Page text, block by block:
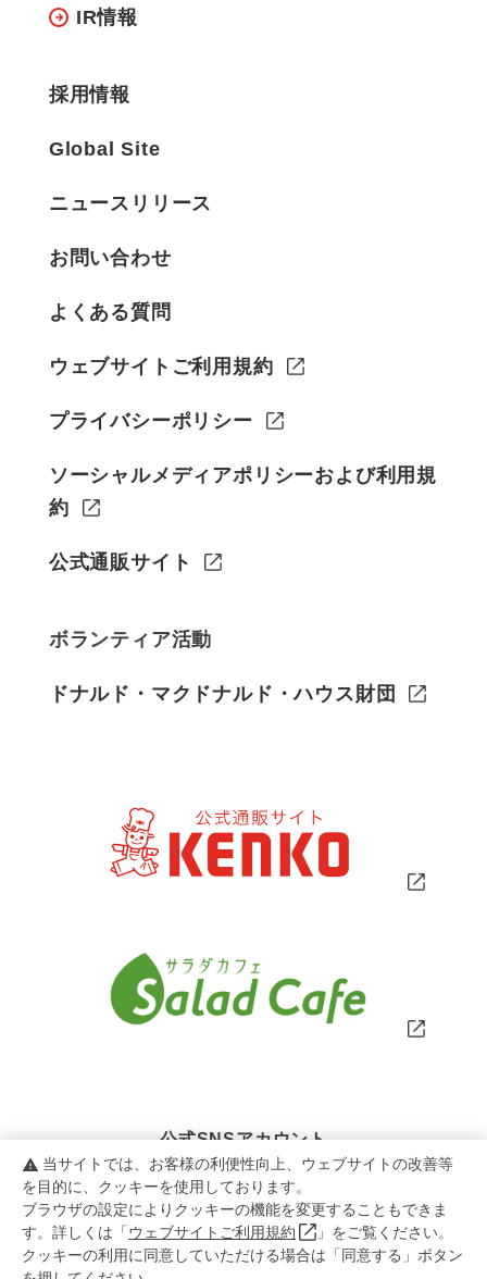
IR情報
採用情報
Global Site
ニュースリリース
お問い合わせ
よくある質問
ウェブサイトご利用規約
プライバシーポリシー
ソーシャルメディアポリシーおよび利用規
約
公式通販サイト
ボランティア活動
ドナルド・マクドナルド・ハウス財団
公式SNSアカウント
warning 当サイトでは、お客様の利便性向上、ウェブサイトの改善等
を目的に、クッキーを使用しております。
ブラウザの設定によりクッキーの機能を変更することもできま
す。詳しくは「ウェブサイトご利用規約
」をご覧ください。
クッキーの利用に同意していただける場合は「同意する」ボタン